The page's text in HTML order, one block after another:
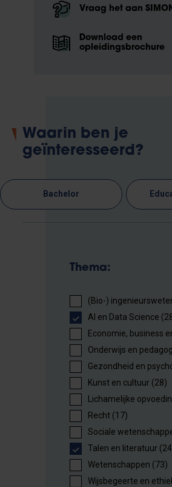
Vraag het aan SIMON
Download een
opleidingsbrochure
Waarin ben je
geïnteresseerd?
Bachelor
Thema:
(Bio-)
AI en Data Science
Economie, business
Onderwijs en
Gezondheid en
Kunst en cultuur (28)
Lichamelijke
Recht (17)
Sociale
Talen en literatuur
Wetenschappen (73)
Wijsbegeerte en